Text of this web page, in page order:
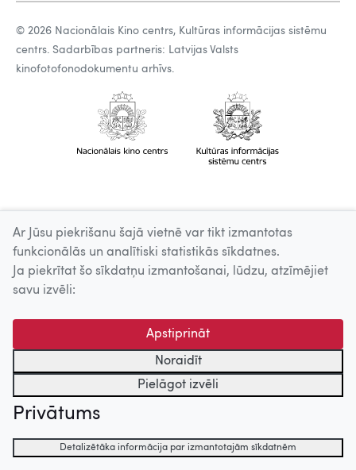
© 2026 Nacionālais Kino centrs, Kultūras informācijas sistēmu
centrs. Sadarbības partneris: Latvijas Valsts
kinofotofonodokumentu arhīvs.
Ar Jūsu piekrišanu šajā vietnē var tikt izmantotas
funkcionālās un analītiski statistikās sīkdatnes.
Ja piekrītat šo sīkdatņu izmantošanai, lūdzu, atzīmējiet
savu izvēli:
Apstiprināt
Noraidīt
Pielāgot izvēli
Privātums
Detalizētāka informācija par izmantotajām sīkdatnēm